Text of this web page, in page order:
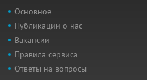
Основное
Публикации о нас
Вакансии
Правила сервиса
Ответы на вопросы